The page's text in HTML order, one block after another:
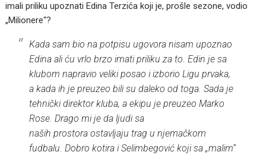
imali priliku upoznati Edina Terzića koji je, prošle sezone, vodio
„Milionere“?
Kada sam bio na potpisu ugovora nisam upoznao
Edina ali ću vrlo brzo imati priliku za to. Edin je sa
klubom napravio veliki posao i izborio Ligu prvaka,
a kada ih je preuzeo bili su daleko od toga. Sada je
tehnički direktor kluba, a ekipu je preuzeo Marko
Rose. Drago mi je da ljudi sa
naših prostora ostavljaju trag u njemačkom
fudbalu. Dobro kotira i Selimbegović koji sa „malim“